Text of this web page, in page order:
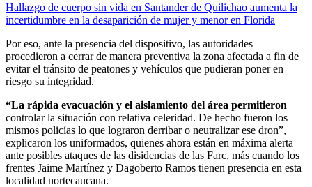
Hallazgo de cuerpo sin vida en Santander de Quilichao aumenta la
incertidumbre en la desaparición de mujer y menor en Florida
Por eso, ante la presencia del dispositivo, las autoridades
procedieron a cerrar de manera preventiva la zona afectada a fin de
evitar el tránsito de peatones y vehículos que pudieran poner en
riesgo su integridad.
“La rápida evacuación y el aislamiento del área permitieron
controlar la situación con relativa celeridad. De hecho fueron los
mismos policías lo que lograron derribar o neutralizar ese dron”,
explicaron los uniformados, quienes ahora están en máxima alerta
ante posibles ataques de las disidencias de las Farc, más cuando los
frentes Jaime Martínez y Dagoberto Ramos tienen presencia en esta
localidad nortecaucana.